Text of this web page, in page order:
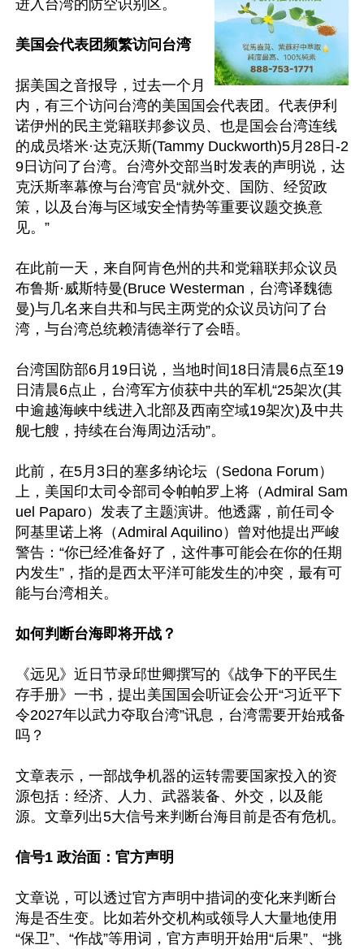
进入台湾的防空识别区。
美国会代表团频繁访问台湾
据美国之音报导，过去一个月
内，有三个访问台湾的美国国会代表团。代表伊利
诺伊州的民主党籍联邦参议员、也是国会台湾连线
的成员塔米·达克沃斯(Tammy Duckworth)5月28日-2
9日访问了台湾。台湾外交部当时发表的声明说，达
克沃斯率幕僚与台湾官员“就外交、国防、经贸政
策，以及台海与区域安全情势等重要议题交换意
见。”
在此前一天，来自阿肯色州的共和党籍联邦众议员
布鲁斯·威斯特曼(Bruce Westerman，台湾译魏德
曼)与几名来自共和与民主两党的众议员访问了台
湾，与台湾总统赖清德举行了会晤。
台湾国防部6月19日说，当地时间18日清晨6点至19
日清晨6点止，台湾军方侦获中共的军机“25架次(其
中逾越海峡中线进入北部及西南空域19架次)及中共
舰七艘，持续在台海周边活动”。
此前，在5月3日的塞多纳论坛（Sedona Forum）
上，美国印太司令部司令帕帕罗上将（Admiral Sam
uel Paparo）发表了主题演讲。他透露，前任司令
阿基里诺上将（Admiral Aquilino）曾对他提出严峻
警告：“你已经准备好了，这件事可能会在你的任期
内发生”，指的是西太平洋可能发生的冲突，最有可
能与台湾相关。
如何判断台海即将开战？
《远见》近日节录邱世卿撰写的《战争下的平民生
存手册》一书，提出美国国会听证会公开“习近平下
令2027年以武力夺取台湾”讯息，台湾需要开始戒备
吗？
文章表示，一部战争机器的运转需要国家投入的资
源包括：经济、人力、武器装备、外交，以及能
源。文章列出5大信号来判断台海目前是否有危机。
信号1 政治面：官方声明
文章说，可以透过官方声明中措词的变化来判断台
海是否生变。比如若外交机构或领导人大量地使用
“保卫”、“作战”等用词，官方声明开始用“后果”、“挑